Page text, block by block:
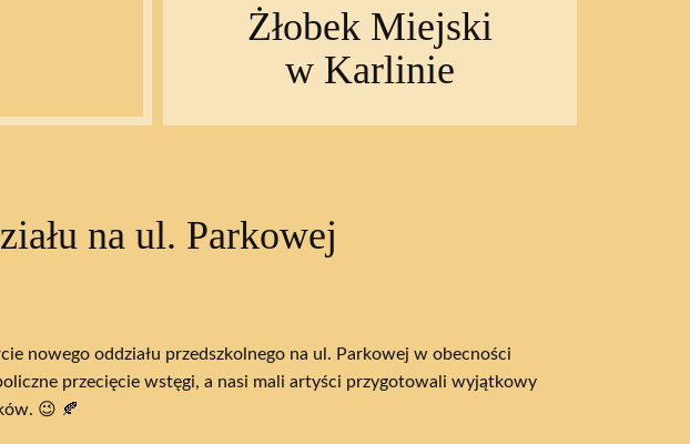
Żłobek Miejski
w Karlinie
na ul. Parkowej
nowego oddziału przedszkolnego na ul. Parkowej w obecności
przecięcie wstęgi, a nasi mali artyści przygotowali wyjątkowy
😉 🍂